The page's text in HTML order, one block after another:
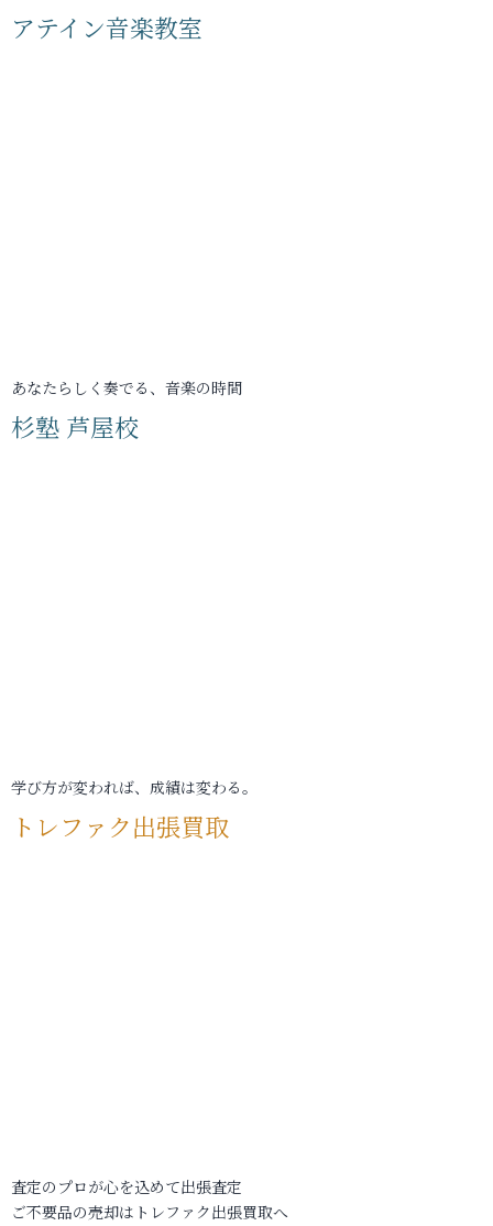
アテイン音楽教室
あなたらしく奏でる、音楽の時間
杉塾 芦屋校
学び方が変われば、成績は変わる。
トレファク出張買取
査定のプロが心を込めて出張査定
ご不要品の売却はトレファク出張買取へ